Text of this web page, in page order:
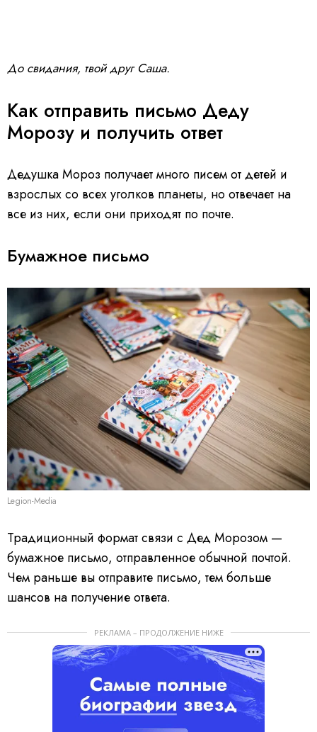
До свидания, твой друг Саша.
Как отправить письмо Деду
Морозу и получить ответ
Дедушка Мороз получает много писем от детей и
взрослых со всех уголков планеты, но отвечает на
все из них, если они приходят по почте.
Бумажное письмо
Legion-Media
Традиционный формат связи с Дед Морозом —
бумажное письмо, отправленное обычной почтой.
Чем раньше вы отправите письмо, тем больше
шансов на получение ответа.
РЕКЛАМА – ПРОДОЛЖЕНИЕ НИЖЕ